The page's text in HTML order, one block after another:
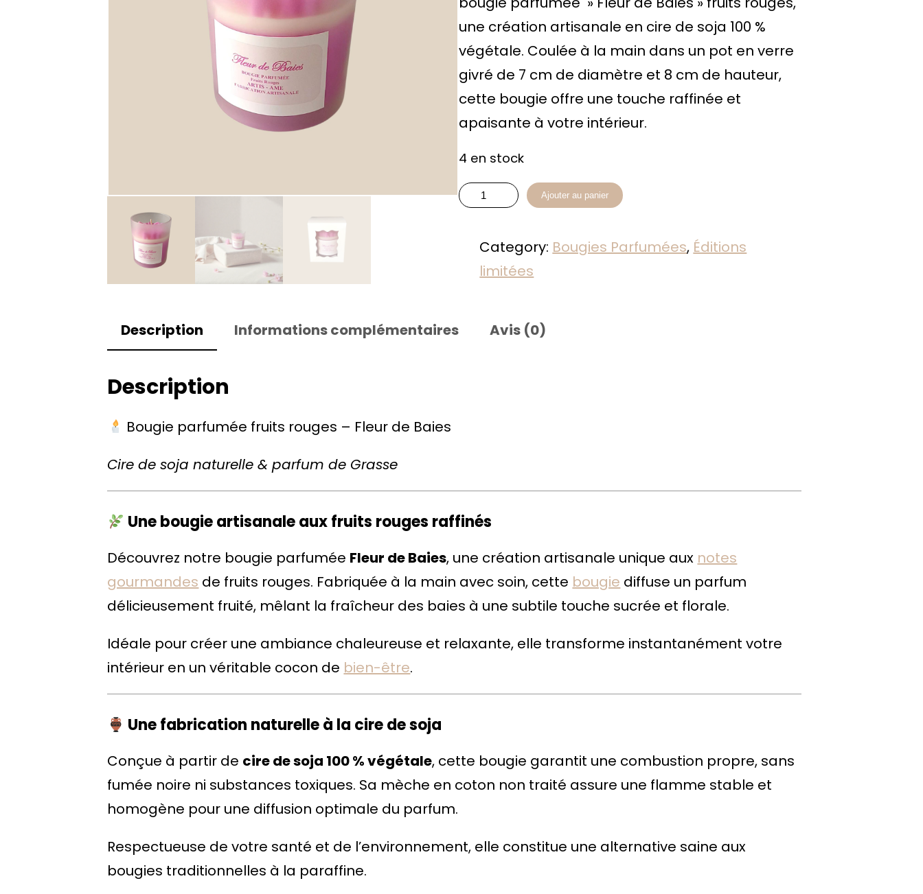
une création artisanale en cire de soja 100 %
végétale. Coulée à la main dans un pot en verre
givré de 7 cm de diamètre et 8 cm de hauteur,
cette bougie offre une touche raffinée et
apaisante à votre intérieur.
4 en stock
q
t
r
d
e
B
i
s
o
u
i
Ajouter au panier
Category: Bougies Parfumées, Éditions
limitées
Description Informations complémentaires Avis (0)
Description
Bougie parfumée fruits rouges – Fleur de Baies
Cire de soja naturelle & parfum de Grasse
Une bougie artisanale aux fruits rouges raffinés
Découvrez notre bougie parfumée Fleur de Baies, une création artisanale unique aux notes
gourmandes de fruits rouges. Fabriquée à la main avec soin, cette bougie diffuse un parfum
délicieusement fruité, mêlant la fraîcheur des baies à une subtile touche sucrée et florale.
Idéale pour créer une ambiance chaleureuse et relaxante, elle transforme instantanément votre
intérieur en un véritable cocon de bien-être.
Une fabrication naturelle à la cire de soja
Conçue à partir de cire de soja 100 % végétale, cette bougie garantit une combustion propre, sans
fumée noire ni substances toxiques. Sa mèche en coton non traité assure une flamme stable et
homogène pour une diffusion optimale du parfum.
Respectueuse de votre santé et de l’environnement, elle constitue une alternative saine aux
bougies traditionnelles à la paraffine.